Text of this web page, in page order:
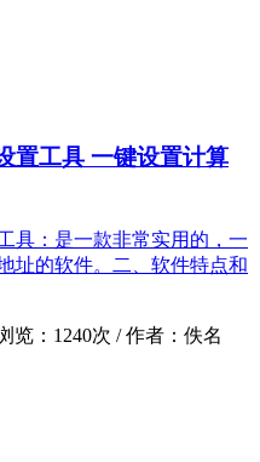
置工具 一键设置计算
具：是一款非常实用的，一
址的软件。二、软件特点和
览： 1240次 /作者： 佚名